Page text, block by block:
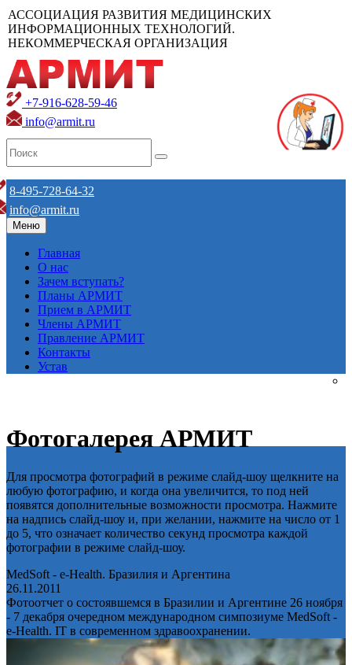
АССОЦИАЦИЯ РАЗВИТИЯ МЕДИЦИНСКИХ
ИНФОРМАЦИОННЫХ ТЕХНОЛОГИЙ.
НЕКОММЕРЧЕСКАЯ ОРГАНИЗАЦИЯ
+7-916-628-59-46
info@armit.ru
8-495-728-64-32
info@armit.ru
Меню
Главная
О нас
Зачем вступать?
Планы АРМИТ
Прием в АРМИТ
Члены АРМИТ
Правление АРМИТ
Контакты
Устав
Фотогалерея АРМИТ
Для просмотра фотографий в режиме слайд-шоу щелкните на
любую фотографию, и когда она увеличится, то под ней
появятся дополнительные возможности просмотра. Нажмите
на надпись слайд-шоу и, при желании, нажмите на число от 1
до 5, что означает количество секунд просмотра каждой
фотографии в режиме слайд-шоу.
MedSoft - e-Health. Бразилия и Аргентина
26.11.2011
Фотоотчет о состоявшемся в Бразилии и Аргентине 26 ноября
- 7 декабря очередном международном симпозиуме MedSoft -
e-Health. IT в современном здравоохранении.